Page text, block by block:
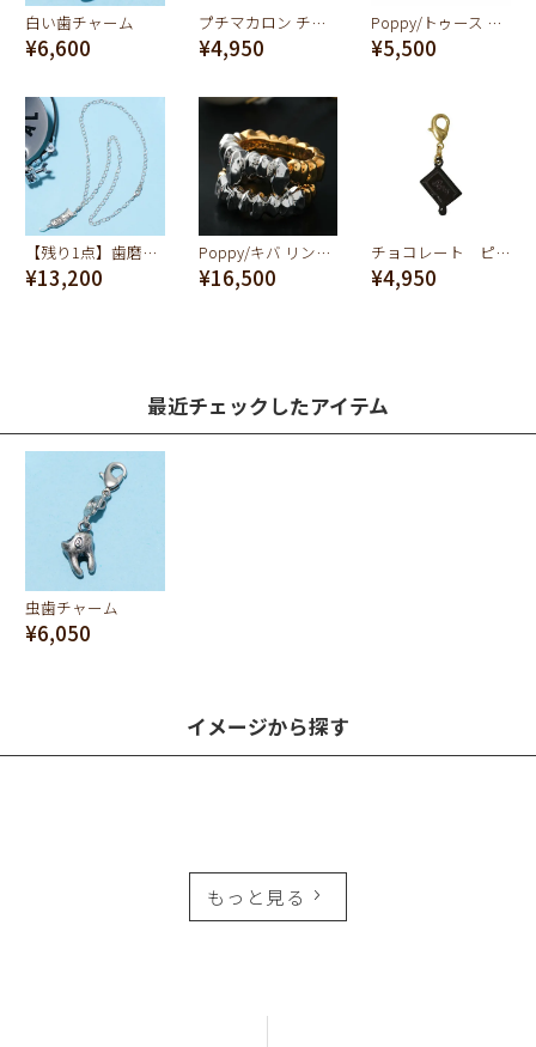
白い歯チャーム
¥6,600
プチマカロン チャーム
¥4,950
Poppy/トゥース ピアス (アンティ―クシルバー)
¥5,500
【残り1点】歯磨き粉ネックレス(ペパーミント)
¥13,200
Poppy/キバ リング (Silver&Gold)
¥16,500
チョコレート ピース グッドラック チャーム
¥4,950
最近チェックしたアイテム
虫歯チャーム
¥6,050
イメージから探す
もっと見る